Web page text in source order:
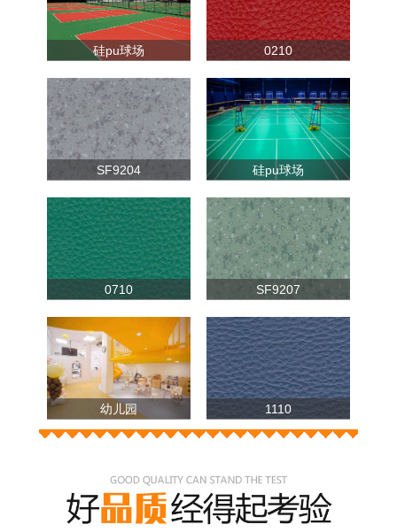
硅pu球场 0210
SF9204 硅pu球场
0710 SF9207
幼儿园 1110